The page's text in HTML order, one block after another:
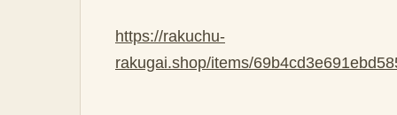
https://rakuchu-
rakugai.shop/items/